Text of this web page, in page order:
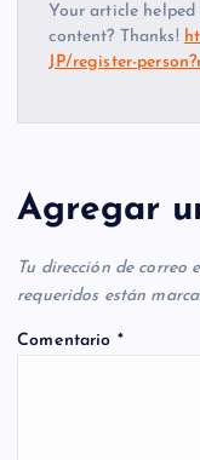
Your article
content? Thanks!
JP/register-
Agregar
Tu dirección de correo
requeridos están
Comentario *